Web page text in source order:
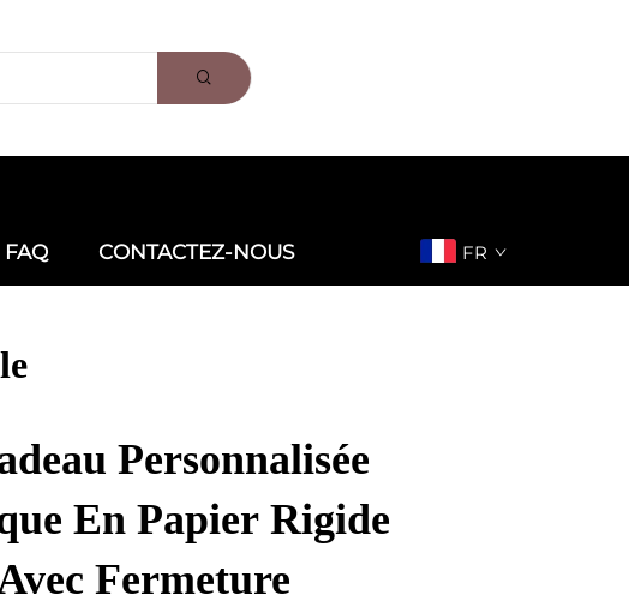
FAQ CONTACTEZ-NOUS FR
Personnalisée
En Papier Rigide
Fermeture